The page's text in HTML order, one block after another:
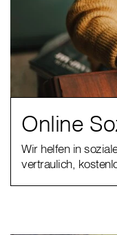
Online
Wir helfen in
vertraulich,